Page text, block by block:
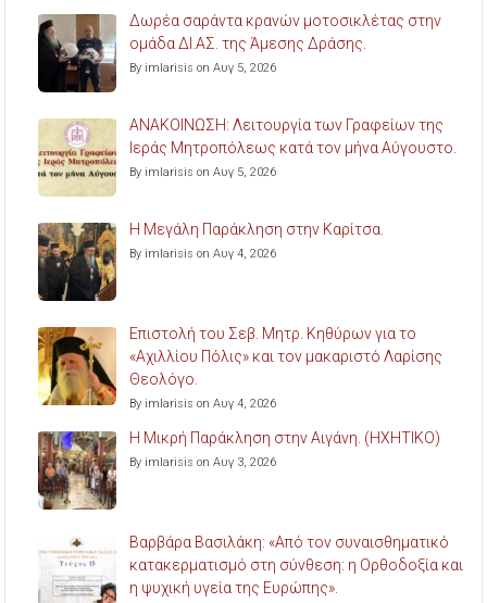
Δωρέα σαράντα κρανών μοτοσικλέτας στην
ομάδα ΔΙ.ΑΣ. της Άμεσης Δράσης.
By imlarisis on Αυγ 5, 2026
ΑΝΑΚΟΙΝΩΣΗ: Λειτουργία των Γραφείων της
Ιεράς Μητροπόλεως κατά τον μήνα Αύγουστο.
By imlarisis on Αυγ 5, 2026
Η Μεγάλη Παράκληση στην Καρίτσα.
By imlarisis on Αυγ 4, 2026
Επιστολή του Σεβ. Μητρ. Κηθύρων για το
«Αχιλλίου Πόλις» και τον μακαριστό Λαρίσης
Θεολόγο.
By imlarisis on Αυγ 4, 2026
Η Μικρή Παράκληση στην Αιγάνη. (ΗΧΗΤΙΚΟ)
By imlarisis on Αυγ 3, 2026
Βαρβάρα Βασιλάκη: «Από τον συναισθηματικό
κατακερματισμό στη σύνθεση: η Ορθοδοξία και
η ψυχική υγεία της Ευρώπης».